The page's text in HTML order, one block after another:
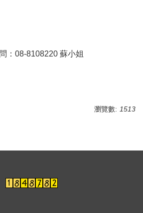
：08-8108220 蘇小姐
瀏覽數: 1513